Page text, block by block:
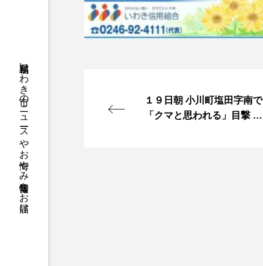
福島県いわき市のニュースやお悔やみ情報等をお届け
１９日朝 小川町塩田字南で
「クマと思われる」目撃 い